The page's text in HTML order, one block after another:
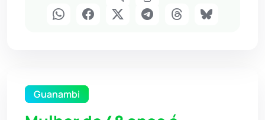
Guanambi